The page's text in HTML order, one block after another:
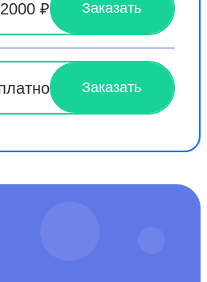
₽ Заказать
Заказать